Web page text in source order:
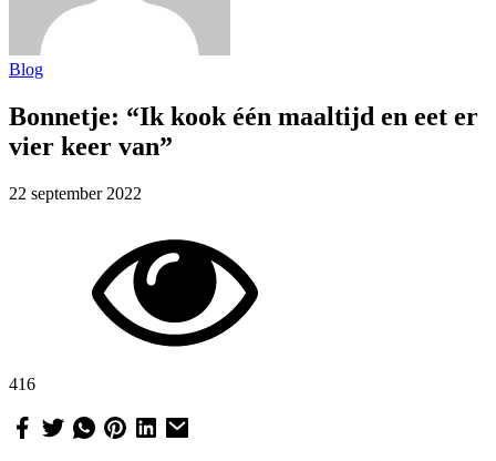
Blog
Bonnetje: “Ik kook één maaltijd en eet er
vier keer van”
22 september 2022
416